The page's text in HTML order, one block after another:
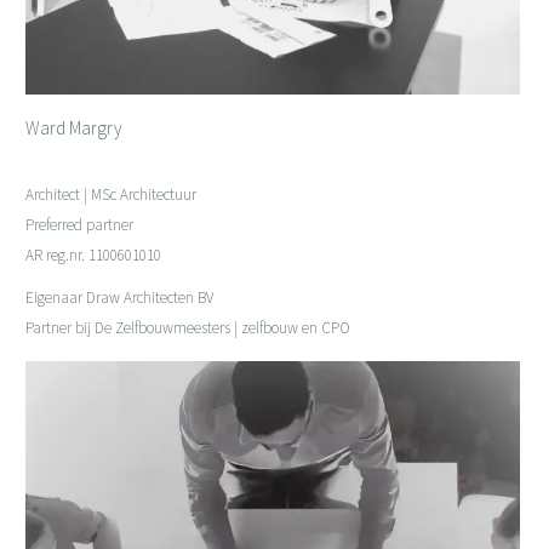
Ward Margry
Architect | MSc Architectuur
Preferred partner
AR reg.nr. 1100601010
Eigenaar Draw Architecten BV
Partner bij De Zelfbouwmeesters | zelfbouw en CPO